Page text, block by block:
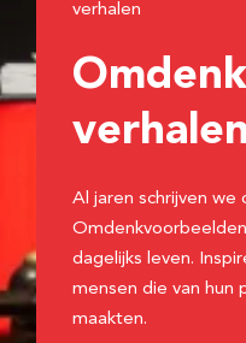
verhalen
verhalen
Al jaren schrijven we
dagelijks leven.
mensen die van hun
maakten.